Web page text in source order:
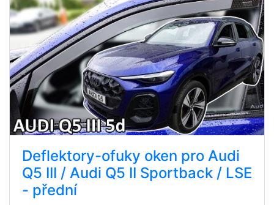
Deflektory-ofuky oken pro Audi
Q5 III / Audi Q5 II Sportback / LSE
- přední